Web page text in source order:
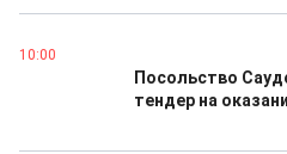
10:00
Посольство
тендер на